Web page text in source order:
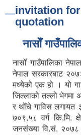
invitation
quotation
नासाेँ
नासोँ गाउँपालिका
नेपाल सरकारबाट
मध्येको एक हो । यो
जिल्लाको तल्लो भेगमा
र थोँचे गाविस लगायत
७०९.५८ वर्ग कि.मि.
जनसंख्या वि.सं.